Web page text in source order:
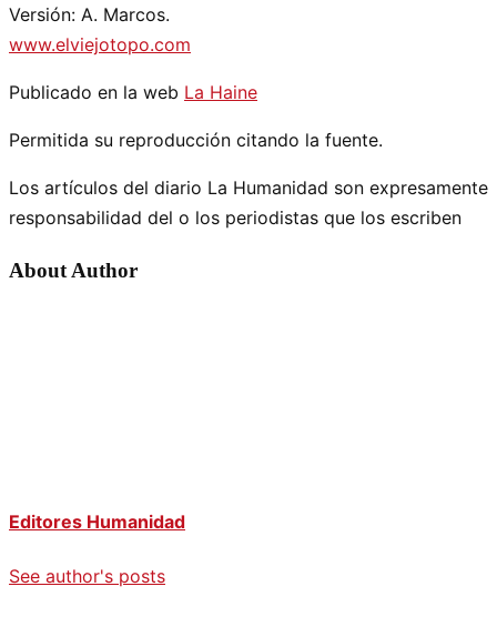
Versión: A. Marcos.
www.elviejotopo.com
Publicado en la web La Haine
Permitida su reproducción citando la fuente.
Los artículos del diario La Humanidad son expresamente
responsabilidad del o los periodistas que los escriben
About Author
Editores Humanidad
See author's posts